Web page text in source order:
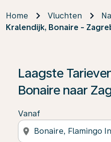
Home Vluchten
Kralendijk, Bonaire -
Laagste
Bonaire naar
Vanaf
location_on
Wanneer er geen